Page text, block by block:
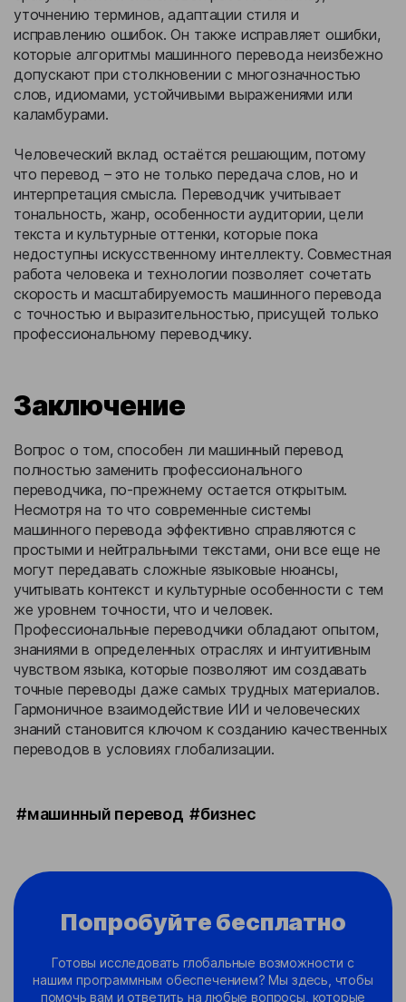
уточнению терминов, адаптации стиля и
исправлению ошибок. Он также исправляет ошибки,
которые алгоритмы машинного перевода неизбежно
допускают при столкновении с многозначностью
слов, идиомами, устойчивыми выражениями или
каламбурами.
Человеческий вклад остаётся решающим, потому
что перевод – это не только передача слов, но и
интерпретация смысла. Переводчик учитывает
тональность, жанр, особенности аудитории, цели
текста и культурные оттенки, которые пока
недоступны искусственному интеллекту. Совместная
работа человека и технологии позволяет сочетать
скорость и масштабируемость машинного перевода
с точностью и выразительностью, присущей только
профессиональному переводчику.
Заключение
Вопрос о том, способен ли машинный перевод
полностью заменить профессионального
переводчика, по-прежнему остается открытым.
Несмотря на то что современные системы
машинного перевода эффективно справляются с
простыми и нейтральными текстами, они все еще не
могут передавать сложные языковые нюансы,
учитывать контекст и культурные особенности с тем
же уровнем точности, что и человек.
Профессиональные переводчики обладают опытом,
знаниями в определенных отраслях и интуитивным
чувством языка, которые позволяют им создавать
точные переводы даже самых трудных материалов.
Гармоничное взаимодействие ИИ и человеческих
знаний становится ключом к созданию качественных
переводов в условиях глобализации.
#машинный перевод #бизнес
Попробуйте бесплатно
Готовы исследовать глобальные возможности с
нашим программным обеспечением? Мы здесь, чтобы
помочь вам и ответить на любые вопросы, которые